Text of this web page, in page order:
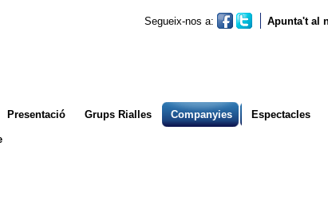
Segueix-nos a: Apunta't al
Presentació Grups Rialles Companyies Espectacles